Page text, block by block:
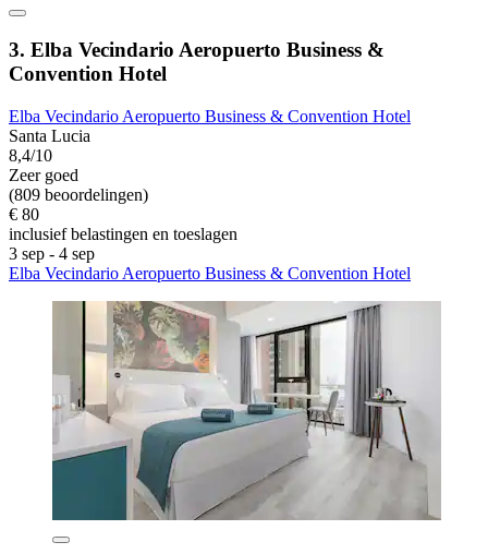
3. Elba Vecindario Aeropuerto Business &
Convention Hotel
Elba Vecindario Aeropuerto Business & Convention Hotel
Santa Lucia
8,4/10
Zeer goed
(809 beoordelingen)
€ 80
inclusief belastingen en toeslagen
3 sep - 4 sep
Elba Vecindario Aeropuerto Business & Convention Hotel